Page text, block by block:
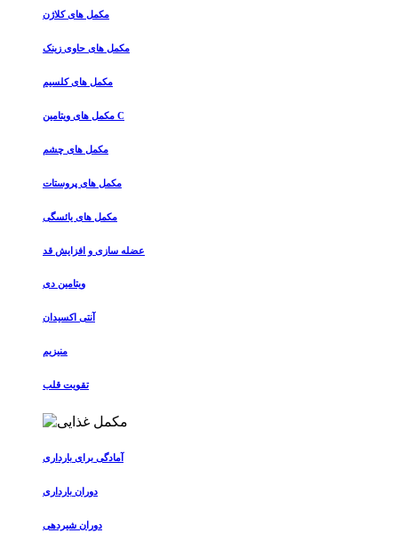
مکمل های کلاژن
مکمل های حاوی زینک
مکمل های کلسیم
مکمل های ویتامین C
مکمل های چشم
مکمل های پروستات
مکمل های یائسگی
عضله سازی و افزایش قد
ویتامین دی
آنتی اکسیدان
منیزیم
تقویت قلب
آمادگی برای بارداری
دوران بارداری
دوران شیردهی